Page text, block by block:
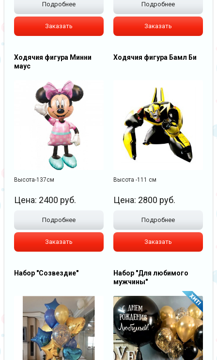
Подробнее
Заказать
Подробнее
Заказать
Ходячия фигура Минни
маус
Высота-137см
Цена: 2400 руб.
Подробнее
Заказать
Ходячия фигура Бамл Би
Высота -111 см
Цена: 2800 руб.
Подробнее
Заказать
Набор "Созвездие"
Набор "Для любимого
мужчины"